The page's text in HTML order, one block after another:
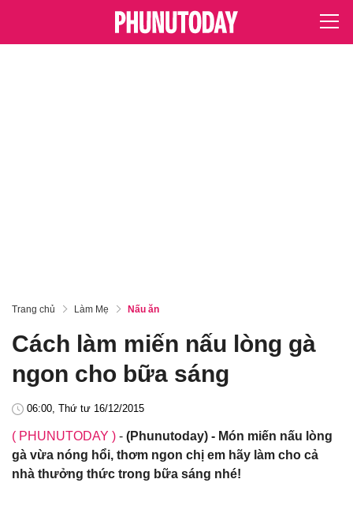
Trang chủ Làm Mẹ Nấu ăn
Cách làm miến nấu lòng gà
ngon cho bữa sáng
06:00, Thứ tư 16/12/2015
( PHUNUTODAY ) - (Phunutoday) - Món miến nấu lòng
gà vừa nóng hổi, thơm ngon chị em hãy làm cho cả
nhà thưởng thức trong bữa sáng nhé!